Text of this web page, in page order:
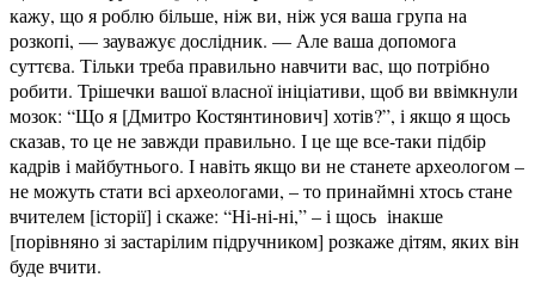
кажу, що я роблю більше, ніж ви, ніж уся ваша група на
розкопі, — зауважує дослідник. — Але ваша допомога
суттєва. Тільки треба правильно навчити вас, що потрібно
робити. Трішечки вашої власної ініціативи, щоб ви ввімкнули
мозок: “Що я [Дмитро Костянтинович] хотів?”, і якщо я щось
сказав, то це не завжди правильно. І це ще все-таки підбір
кадрів і майбутнього. І навіть якщо ви не станете археологом –
не можуть стати всі археологами, – то принаймні хтось стане
вчителем [історії] і скаже: “Ні-ні-ні,” – і щось інакше
[порівняно зі застарілим підручником] розкаже дітям, яких він
буде вчити.